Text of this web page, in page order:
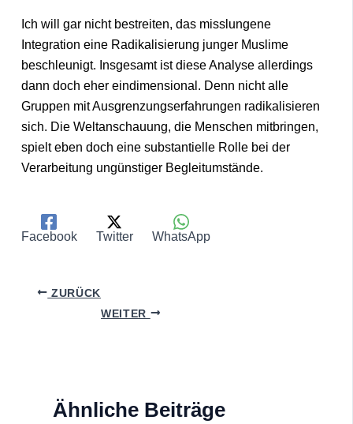
Ich will gar nicht bestreiten, das misslungene
Integration eine Radikalisierung junger Muslime
beschleunigt. Insgesamt ist diese Analyse allerdings
dann doch eher eindimensional. Denn nicht alle
Gruppen mit Ausgrenzungserfahrungen radikalisieren
sich. Die Weltanschauung, die Menschen mitbringen,
spielt eben doch eine substantielle Rolle bei der
Verarbeitung ungünstiger Begleitumstände.
Facebook Twitter WhatsApp
ZURÜCK
WEITER
Ähnliche Beiträge